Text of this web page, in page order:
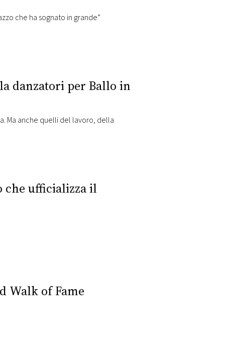
che ha sognato in grande”
danzatori per Ballo in
Ma anche quelli del lavoro, della
che ufficializza il
Walk of Fame